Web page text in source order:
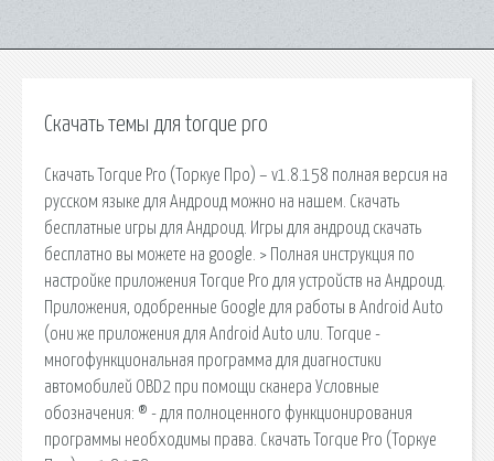
Скачать темы для torque pro
Скачать Torque Pro (Торкуе Про) – v1.8.158 полная версия на
русском языке для Андроид можно на нашем. Скачать
бесплатные игры для Андроид. Игры для андроид скачать
бесплатно вы можете на google. > Полная инструкция по
настройке приложения Torque Pro для устройств на Андроид.
Приложения, одобренные Google для работы в Android Auto
(они же приложения для Android Auto или. Torque -
многофункциональная программа для диагностики
автомобилей OBD2 при помощи сканера Условные
обозначения: ® - для полноценного функционирования
программы необходимы права. Скачать Torque Pro (Торкуе